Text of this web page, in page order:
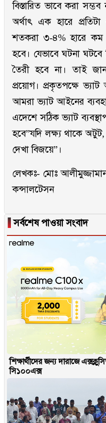
বিস্তারিত ভাবে করা
অর্থাৎ এক হারে প্রতিটা
শতকরা ৩-৪% হারে কম
হবে। যেভাবে ঘটনা
তৈরী হবে না। তাই
প্রয়োগ। প্রকৃতপক্ষে
আমরা ভ্যাট আইনের
এদেশে সঠিক ভ্যাট
হবে”যদি লক্ষ্য থাকে
দেখা বিজয়ে”।
লেখকঃ- মোঃ
কন্সালটেসন
▐সর্বশেষ পাওয়া সংবাদ
শিক্ষার্থীদের জন্য দারাজে
সি১০০এক্স